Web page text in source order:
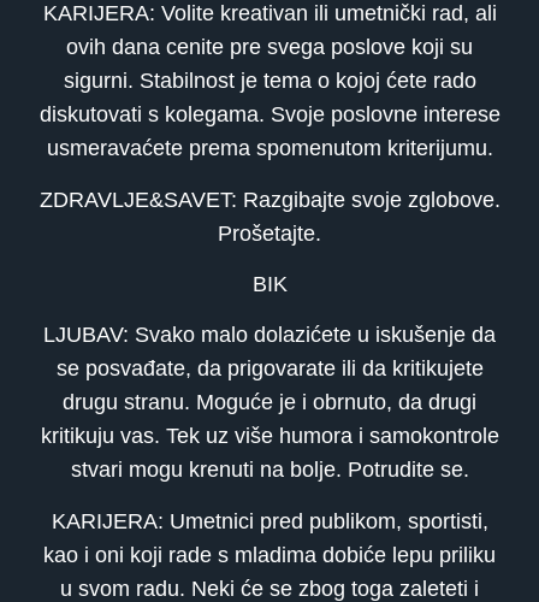
KARIJERA: Volite kreativan ili umetnički rad, ali
ovih dana cenite pre svega poslove koji su
sigurni. Stabilnost je tema o kojoj ćete rado
diskutovati s kolegama. Svoje poslovne interese
usmeravaćete prema spomenutom kriterijumu.
ZDRAVLJE&SAVET: Razgibajte svoje zglobove.
Prošetajte.
BIK
LJUBAV: Svako malo dolazićete u iskušenje da
se posvađate, da prigovarate ili da kritikujete
drugu stranu. Moguće je i obrnuto, da drugi
kritikuju vas. Tek uz više humora i samokontrole
stvari mogu krenuti na bolje. Potrudite se.
KARIJERA: Umetnici pred publikom, sportisti,
kao i oni koji rade s mladima dobiće lepu priliku
u svom radu. Neki će se zbog toga zaleteti i